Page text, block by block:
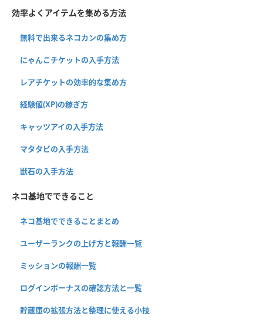
効率よくアイテムを集める方法
無料で出来るネコカンの集め方
にゃんこチケットの入手方法
レアチケットの効率的な集め方
経験値(XP)の稼ぎ方
キャッツアイの入手方法
マタタビの入手方法
獣石の入手方法
ネコ基地でできること
ネコ基地でできることまとめ
ユーザーランクの上げ方と報酬一覧
ミッションの報酬一覧
ログインボーナスの確認方法と一覧
貯蔵庫の拡張方法と整理に使える小技